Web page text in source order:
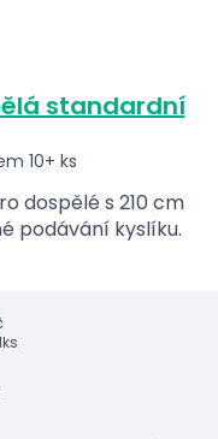
standardní
10+ ks
dospělé s 210 cm
podávání kyslíku.